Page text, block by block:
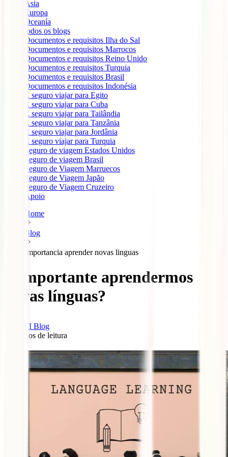
Ásia
Europa
Oceanía
todos os blogs
Documentos e requisitos Ilha do Sal
Documentos e requisitos Marrocos
Documentos e requisitos Reino Unido
Documentos e requisitos Turquia
Documentos e requisitos Brasil
Documentos e requisitos Indonésia
É seguro viajar para Egito
É seguro viajar para Cuba
É seguro viajar para Tailândia
É seguro viajar para Tanzânia
É seguro viajar para Jordânia
É seguro viajar para Turquia
Seguro de viagem Estados Unidos
Seguro de viagem Brasil
Seguro de Viagem Marruecos
Seguro de Viagem Japão
Seguro de Viagem Cruzeiro
Apoio
Home
Blog
Importancia aprender novas linguas
É importante aprendermos
novas línguas?
IATI Blog
minutos de leitura